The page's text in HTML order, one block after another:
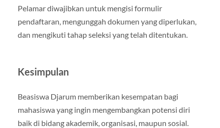
Pelamar diwajibkan untuk mengisi formulir
pendaftaran, mengunggah dokumen yang diperlukan,
dan mengikuti tahap seleksi yang telah ditentukan.
Kesimpulan
Beasiswa Djarum memberikan kesempatan bagi
mahasiswa yang ingin mengembangkan potensi diri
baik di bidang akademik, organisasi, maupun sosial.